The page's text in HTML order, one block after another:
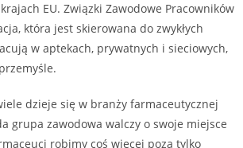
EU. Związki Zawodowe Pracowników
która jest skierowana do zwykłych
w aptekach, prywatnych i sieciowych,
dzieje się w branży farmaceutycznej
grupa zawodowa walczy o swoje miejsce
robimy coś więcej poza tylko